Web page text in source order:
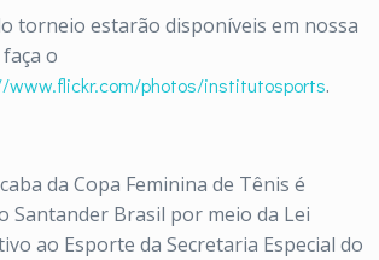
torneio estarão disponíveis em nossa
o
www.flickr.com/photos/institutosports.
da Copa Feminina de Tênis é
Santander Brasil por meio da Lei
ao Esporte da Secretaria Especial do